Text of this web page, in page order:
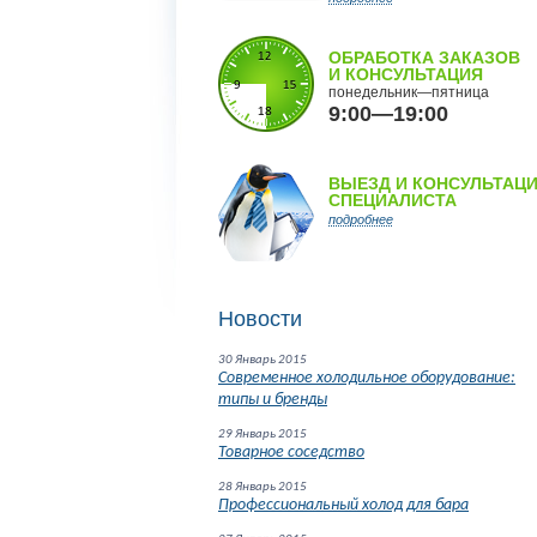
ОБРАБОТКА ЗАКАЗОВ
И КОНСУЛЬТАЦИЯ
понедельник—пятница
9:00—19:00
ВЫЕЗД И
СПЕЦИАЛИСТА
подробнее
Новости
30 Январь 2015
Современное холодильное оборудование:
типы и бренды
29 Январь 2015
Товарное соседство
28 Январь 2015
Профессиональный холод для бара